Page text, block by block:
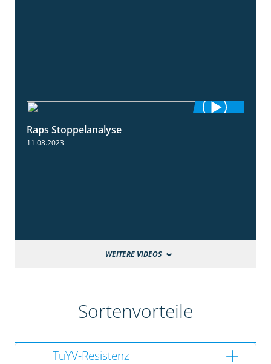
Raps Stoppelanalyse
11.08.2023
WEITERE VIDEOS
Sortenvorteile
TuYV-Resistenz